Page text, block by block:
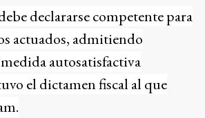
declararse competente para
actuados, admitiendo
autosatisfactiva
el dictamen fiscal al que